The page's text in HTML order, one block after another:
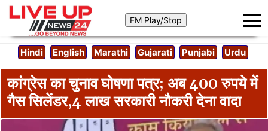
Hindi English Marathi Gujarati Punjabi Urdu
कांग्रेस का चुनाव घोषणा पत्र; अब 400 रुपये में
गैस सिलेंडर,4 लाख सरकारी नौकरी देना वादा